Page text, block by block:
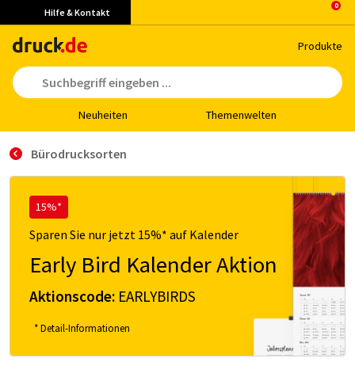
Hilfe & Kontakt
Pro­duk­te
Neu­hei­ten The­men­wel­ten
Bürodrucksorten
15%*
Sparen Sie nur jetzt 15%* auf Kalender
Early Bird Kalender Aktion
Aktionscode: EARLYBIRDS
* Detail-Informationen